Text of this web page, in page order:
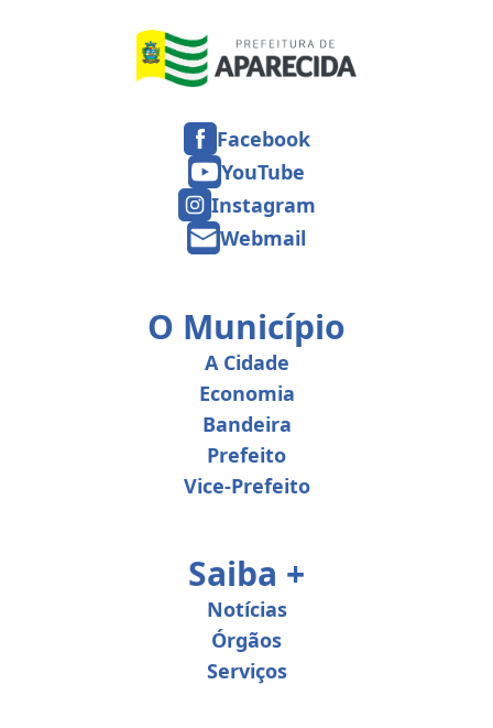
Facebook
YouTube
Instagram
Webmail
O Município
A Cidade
Economia
Bandeira
Prefeito
Vice-Prefeito
Saiba +
Notícias
Órgãos
Serviços